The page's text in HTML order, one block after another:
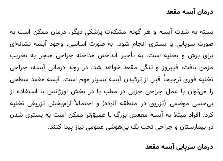
درمان آبسه مقعد
بسته به شدت آبسه و هر گونه مشکلات پزشکی دیگر، درمان ممکن است به
صورت سرپایی یا بستری انجام شود. به صورت اساسی، وجود آبسه نشانه‌ای
برای برش و تخلیه است. به تأخیر انداختن مداخله جراحی منجر به تخریب
مزمن بافت، فیبروز و تنگی مقعد خواهد شد. در روند درمانی آبسه، جراحی
تخلیه فوری ترجیحاً قبل از ترکیدن آبسه بسیار مهم است. آبسه مقعد سطحی
را می‌توان با عمل جراحی جزیی در مطب یا در بخش اورژانس با استفاده از
بی‌حسی موضعی (تزریق در منطقه آلوده) و احتمالاً آرام‌بخش تزریقی تخلیه
کرد. افراد مبتلا به آبسه مقعدی بزرگ یا عمیق‌تر ممکن است به بستری شدن
در بیمارستان و جراحی تحت یک بی‌هوشی عمومی نیاز پیدا کنند.
درمان سرپایی آبسه مقعد